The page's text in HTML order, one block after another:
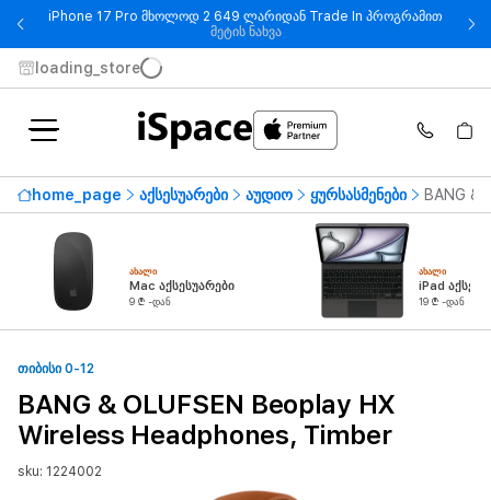
iPhone 17 Pro მხოლოდ 2 649 ლარიდან Trade In პროგრამით
მეტის ნახვა- iPhone 17 Pro მხოლოდ 2 649
loading_store
home_page აქსესუარები აუდიო ყურსასმენები BANG &
ᲐᲮᲐᲚᲘ
Mac აქსესუარები
9 ₾ -დან
ᲐᲮᲐᲚᲘ
iPad
19 ₾ -დან
ᲗᲘᲑᲘᲡᲘ 0-12
BANG & OLUFSEN Beoplay HX
Wireless Headphones, Timber
sku: 1224002